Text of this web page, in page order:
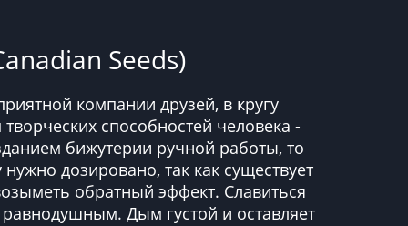
Seeds)
компании друзей, в кругу
способностей человека -
бижутерии ручной работы, то
дозировано, так как существует
обратный эффект. Славиться
Дым густой и оставляет